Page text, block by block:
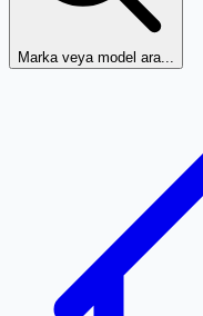
Marka veya model ara...